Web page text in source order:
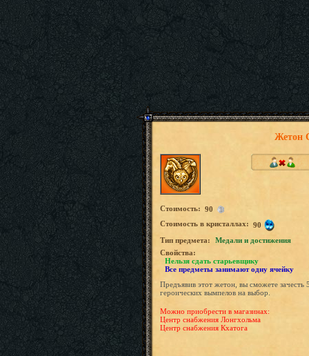
Жетон
Стоимость: 90
Стоимость в кристаллах: 90
Tип предмета:
Медали и достижения
Свойства:
Нельзя сдать старьевщику
Все предметы занимают одну ячейку
Предъявив этот жетон, вы сможете
героических вымпелов на выбор.
Можно приобрести в магазинах:
Центр снабжения Лонгхольма
Центр снабжения Кхатога